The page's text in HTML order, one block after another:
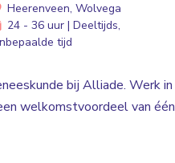
Heerenveen, Wolvega
24 - 36 uur | Deeltijds,
tijd
bij Alliade. Werk in
welkomstvoordeel van één